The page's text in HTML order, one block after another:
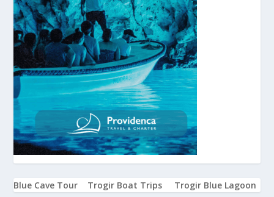
Blue Cave Tour Trogir Boat Trips Trogir Blue Lagoon